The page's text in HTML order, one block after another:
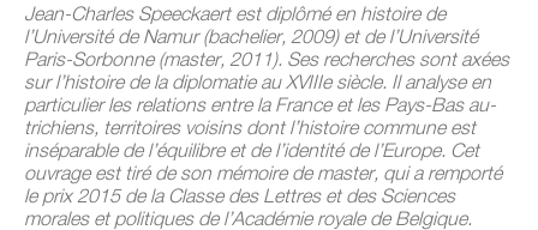
Jean-Charles Speeckaert est diplômé en histoire de
l’Université de Namur (bachelier, 2009) et de l’Université
Paris-Sorbonne (master, 2011). Ses recherches sont axées
sur l’histoire de la diplomatie au XVIIIe siècle. Il analyse en
particulier les relations entre la France et les Pays-Bas au-
trichiens, territoires voisins dont l’histoire commune est
inséparable de l’équilibre et de l’identité de l’Europe. Cet
ouvrage est tiré de son mémoire de master, qui a remporté
le prix 2015 de la Classe des Lettres et des Sciences
morales et politiques de l’Académie royale de Belgique.